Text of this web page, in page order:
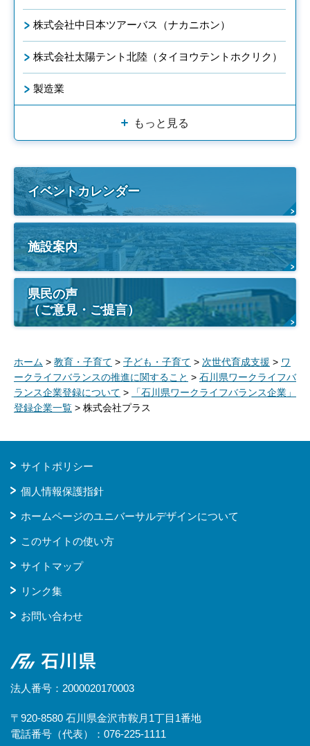
株式会社中日本ツアーバス（ナカニホン）
株式会社太陽テント北陸（タイヨウテントホクリク）
製造業
もっと見る
イベントカレンダー
施設案内
県民の声
（ご意見・ご提言）
ホーム > 教育・子育て > 子ども・子育て > 次世代育成支援 > ワ
ークライフバランスの推進に関すること > 石川県ワークライフバ
ランス企業登録について >
「石川県ワークライフバランス企業」
登録企業一覧 > 株式会社プラス
サイトポリシー
個人情報保護指針
ホームページのユニバーサルデザインについて
このサイトの使い方
サイトマップ
リンク集
お問い合わせ
石川県
法人番号：2000020170003
〒920-8580 石川県金沢市鞍月1丁目1番地
電話番号（代表）：076-225-1111